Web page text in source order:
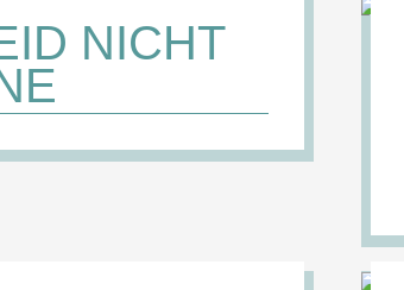
NICHT